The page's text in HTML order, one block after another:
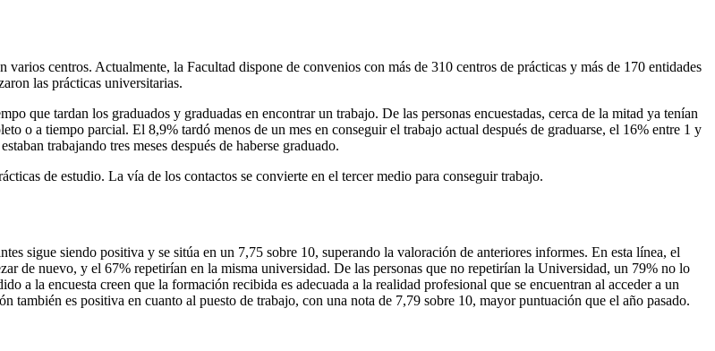
varios centros. Actualmente, la Facultad dispone de convenios con más de 310 centros de prácticas y más de 170 entidades
las prácticas universitarias.
que tardan los graduados y graduadas en encontrar un trabajo. De las personas encuestadas, cerca de la mitad ya tenían
o a tiempo parcial. El 8,9% tardó menos de un mes en conseguir el trabajo actual después de graduarse, el 16% entre 1 y
trabajando tres meses después de haberse graduado.
de estudio. La vía de los contactos se convierte en el tercer medio para conseguir trabajo.
sigue siendo positiva y se sitúa en un 7,75 sobre 10, superando la valoración de anteriores informes. En esta línea, el
de nuevo, y el 67% repetirían en la misma universidad. De las personas que no repetirían la Universidad, un 79% no lo
a la encuesta creen que la formación recibida es adecuada a la realidad profesional que se encuentran al acceder a un
también es positiva en cuanto al puesto de trabajo, con una nota de 7,79 sobre 10, mayor puntuación que el año pasado.